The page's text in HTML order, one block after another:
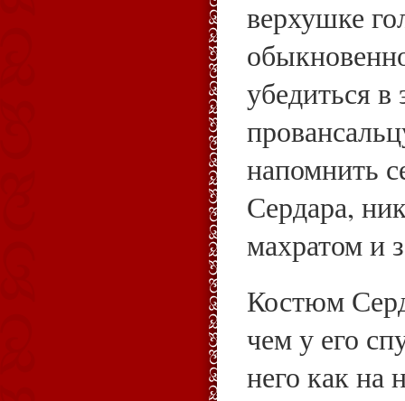
верхушке
убедиться в
напомнить
Сердара,
махратом и
Костюм
чем у его
него как на